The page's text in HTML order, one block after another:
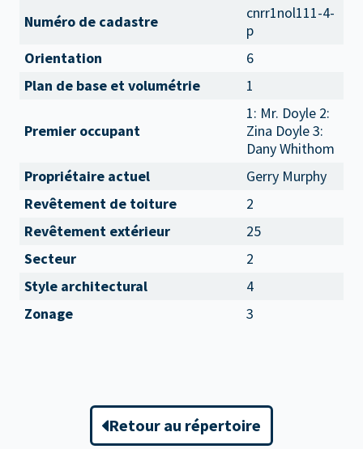
Numéro de cadastre
cnrr1nol111-4-
p
Orientation
6
Plan de base et volumétrie
1
Premier occupant
1: Mr. Doyle 2:
Zina Doyle 3:
Dany Whithom
Propriétaire actuel
Gerry Murphy
Revêtement de toiture
2
Revêtement extérieur
25
Secteur
2
Style architectural
4
Zonage
3
Retour au répertoire